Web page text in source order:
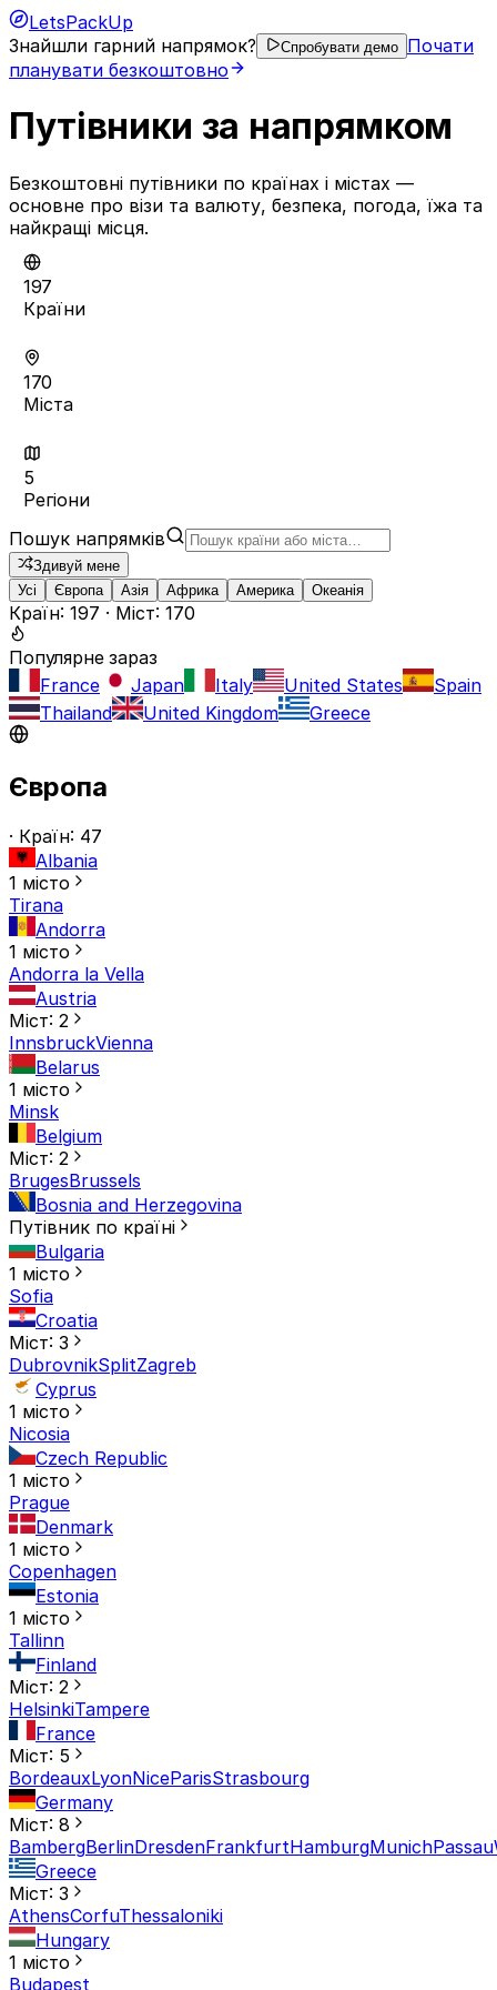
LetsPackUp
Знайшли гарний напрямок?
Спробувати демо Почати
планувати безкоштовно
Путівники за напрямком
Безкоштовні путівники по країнах і містах —
основне про візи та валюту, безпека, погода, їжа та
найкращі місця.
197
Країни
170
Міста
5
Регіони
Пошук напрямків
Здивуй мене
Усі
Європа Азія Африка Америка Океанія
Країн: 197 · Міст: 170
Популярне зараз
France
Japan Italy United States
Spain
Thailand
United Kingdom Greece
Європа
· Країн: 47
Albania
1 місто
Tirana
Andorra
1 місто
Andorra la Vella
Austria
Міст: 2
InnsbruckVienna
Belarus
1 місто
Minsk
Belgium
Міст: 2
BrugesBrussels
Bosnia and Herzegovina
Путівник по країні
Bulgaria
1 місто
Sofia
Croatia
Міст: 3
DubrovnikSplitZagreb
Cyprus
1 місто
Nicosia
Czech Republic
1 місто
Prague
Denmark
1 місто
Copenhagen
Estonia
1 місто
Tallinn
Finland
Міст: 2
HelsinkiTampere
France
Міст: 5
BordeauxLyonNiceParisStrasbourg
Germany
Міст: 8
BambergBerlinDresdenFrankfurtHamburgMunichPassau
Greece
Міст: 3
AthensCorfuThessaloniki
Hungary
1 місто
Budapest